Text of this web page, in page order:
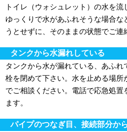
トイレ（ウォシュレット）の水を
ゆっくりで水があふれそうな場合な
うとせずに、そのままの状態でご連
タンクから水漏れしている
タンクから水が漏れている、あふ
栓を閉めて下さい。水を止める場所
でご相談ください。電話で応急処置
ます。
パイプのつなぎ目、接続部分か